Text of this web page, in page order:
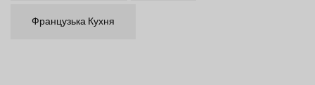
Французька Кухня